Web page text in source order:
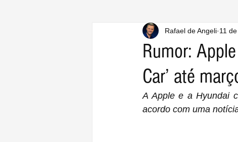
Rumor:
Car’ até
Rafael de Angeli 11
A Apple e a Hyundai
acordo com uma